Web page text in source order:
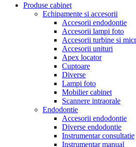
Produse cabinet
Echipamente si accesorii
Accesorii endodontie
Accesorii lampi foto
Accesorii turbine si
Accesorii unituri
Apex locator
Cuptoare
Diverse
Lampi foto
Mobilier cabinet
Scannere intraorale
Endodontie
Accesorii endodontie
Diverse endodontie
Instrumentar consultatie
Instrumentar manual